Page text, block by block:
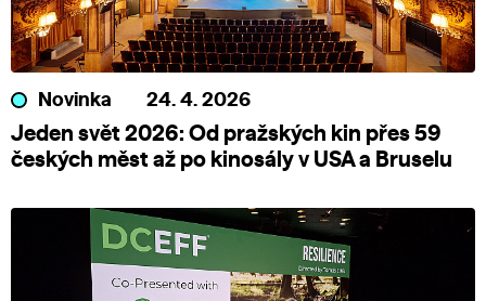
Novinka 24. 4. 2026
Jeden svět 2026: Od pražských kin přes 59
českých měst až po kinosály v USA a Bruselu